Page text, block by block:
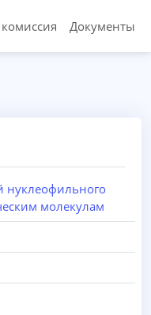
Документы
нуклеофильного
молекулам